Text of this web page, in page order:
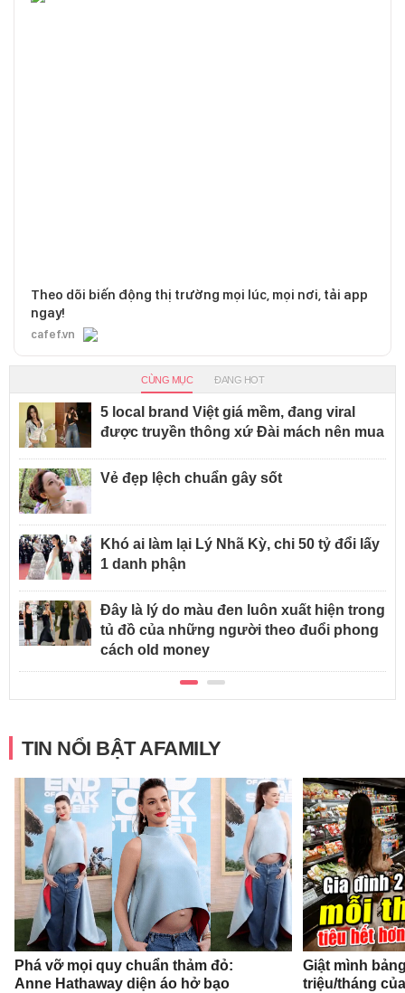
Theo dõi biến động thị trường mọi lúc, mọi nơi, tải app
ngay!
cafef.vn
CÙNG MỤC ĐANG HOT
5 local brand Việt giá mềm, đang viral
được truyền thông xứ Đài mách nên mua
Vẻ đẹp lệch chuẩn gây sốt
Khó ai làm lại Lý Nhã Kỳ, chi 50 tỷ đổi lấy
1 danh phận
Đây là lý do màu đen luôn xuất hiện trong
tủ đồ của những người theo đuổi phong
cách old money
TIN NỔI BẬT AFAMILY
Phá vỡ mọi quy chuẩn thảm đỏ:
Anne Hathaway diện áo hở bạo
Giật mình
triệu/tháng